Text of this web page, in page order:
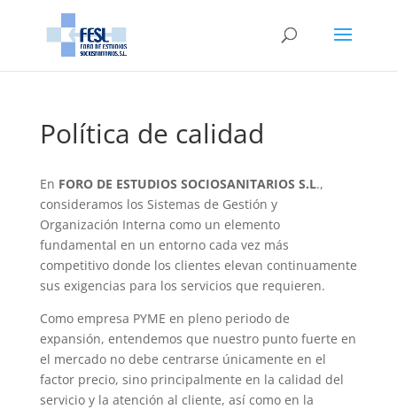
Política de calidad
En FORO DE ESTUDIOS SOCIOSANITARIOS S.L.,
consideramos los Sistemas de Gestión y
Organización Interna como un elemento
fundamental en un entorno cada vez más
competitivo donde los clientes elevan continuamente
sus exigencias para los servicios que requieren.
Como empresa PYME en pleno periodo de
expansión, entendemos que nuestro punto fuerte en
el mercado no debe centrarse únicamente en el
factor precio, sino principalmente en la calidad del
servicio y la atención al cliente, así como en la